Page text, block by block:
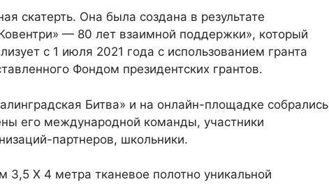
скатерть. Она была создана в результате
— 80 лет взаимной поддержки», который
с 1 июля 2021 года с использованием гранта
Фондом президентских грантов.
Битва» и на онлайн-площадке собрались
его международной команды, участники
партнеров, школьники.
3,5 Х 4 метра тканевое полотно уникальной